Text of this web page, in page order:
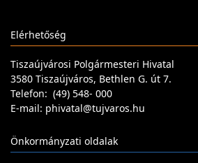
Elérhetőség
Tiszaújvárosi Polgármesteri Hivatal
3580 Tiszaújváros, Bethlen G. út 7.
Telefon: (49) 548- 000
E-mail: phivatal@tujvaros.hu
Önkormányzati oldalak